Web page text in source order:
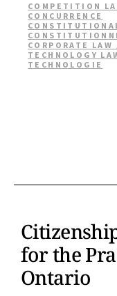
COMPETITION
CONCURRENCE
CORPORATE
TECHNOLOGY
TECHNOLOGIE
for the
Ontario